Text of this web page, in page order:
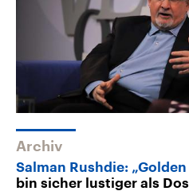
Archiv
Salman Rushdie: „Golden
bin sicher lustiger als